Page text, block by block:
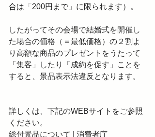
合は「200円まで」に限られます）。
したがってその会場で結婚式を開催し
た場合の価格（＝最低価格）の２割よ
り高額な商品のプレゼントをうたって
「集客」したり「成約を促す」ことを
すると、景品表示法違反となります。
詳しくは、下記のWEBサイトをご参照
ください。